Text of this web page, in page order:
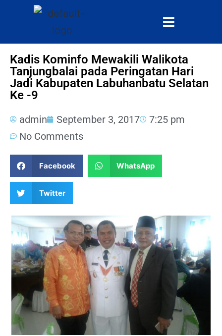
Kadis Kominfo Mewakili Walikota
Tanjungbalai pada Peringatan Hari
Jadi Kabupaten Labuhanbatu Selatan
Ke -9
admin September 3, 2017
7:25 pm
No Comments
Facebook WhatsApp
Twitter